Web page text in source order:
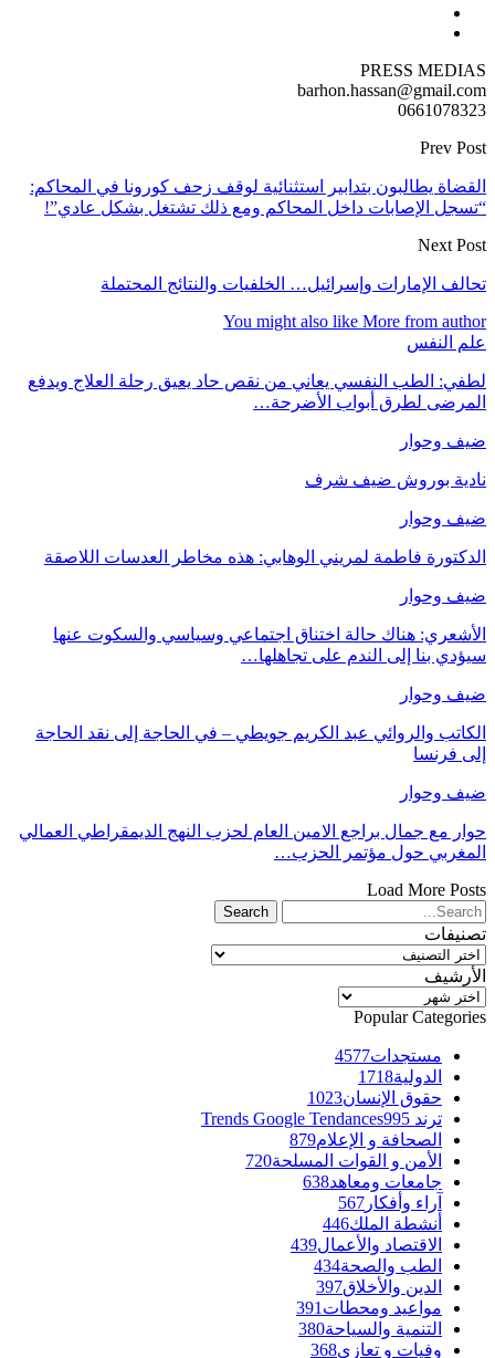
PRESS MEDIAS
barhon.hassan@gmail.com
0661078323
Prev Post
القضاة يطالبون بتدابير استثنائية لوقف زحف كورونا في المحاكم:
“تسجل الإصابات داخل المحاكم ومع ذلك تشتغل بشكل عادي”!
Next Post
تحالف الإمارات وإسرائيل… الخلفيات والنتائج المحتملة
You might also like More from author
علم النفس
لطفي: الطب النفسي يعاني من نقص حاد يعيق رحلة العلاج ويدفع
المرضى لطرق أبواب الأضرحة…
ضيف وحوار
نادية بوروش ضيف شرف
ضيف وحوار
الدكتورة فاطمة لمريني الوهابي: هذه مخاطر العدسات اللاصقة
ضيف وحوار
الأشعري: هناك حالة اختناق اجتماعي وسياسي والسكوت عنها
سيؤدي بنا إلى الندم على تجاهلها…
ضيف وحوار
الكاتب والروائي عبد الكريم جويطي – في الحاجة إلى نقد الحاجة
إلى فرنسا
ضيف وحوار
حوار مع جمال براجع الامين العام لحزب النهج الديمقراطي العمالي
المغربي حول مؤتمر الحزب…
Load More Posts
تصنيفات
تصنيفات
الأرشيف
الأرشيف
Popular Categories
مستجدات4577
الدولية1718
حقوق الإنسان1023
ترند Trends Google Tendances 995
الصحافة و الإعلام879
الأمن و القوات المسلحة720
جامعات ومعاهد638
آراء وأفكار 567
أنشطة الملك446
الاقتصاد والأعمال439
الطب والصحة434
الدين والأخلاق397
مواعيد ومحطات 391
التنمية والسياحة380
وفيات و تعازي368